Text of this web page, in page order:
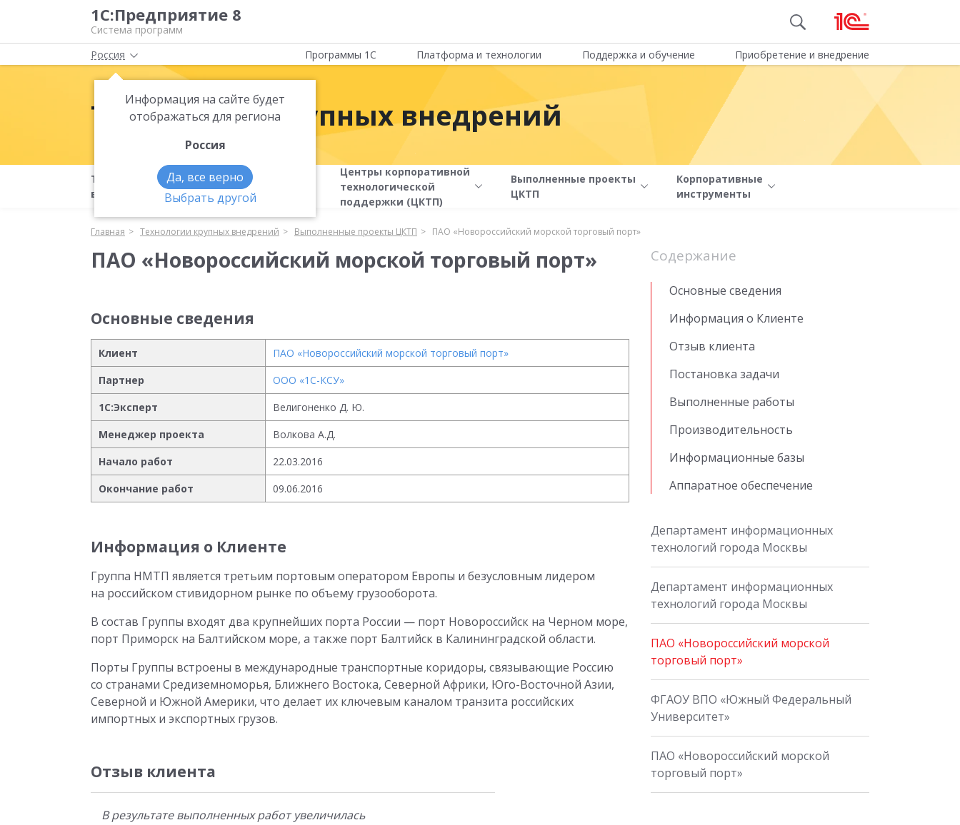
1С:Предприятие 8
Система программ
Россия
Информация на сайте будет
отображаться для региона
Россия
Да, все верно
Выбрать другой
Программы 1С Платформа и технологии Поддержка и обучение Приобретение и внедрение
Технологии крупных внедрений
Технологии крупных
внедрений
Бета-
тестирование
Центры корпоративной
технологической
поддержки (ЦКТП)
Выполненные проекты
ЦКТП
Корпоративные
инструменты
Главная Технологии крупных внедрений Выполненные проекты ЦКТП ПАО «Новороссийский морской торговый порт»
ПАО «Новороссийский морской торговый порт»
Основные сведения
Клиент
ПАО «Новороссийский морской торговый порт»
Партнер
ООО «1С-КСУ»
1С:Эксперт
Велигоненко Д. Ю.
Менеджер проекта
Волкова А.Д.
Начало работ
22.03.2016
Окончание работ
09.06.2016
Информация о Клиенте
Группа НМТП является третьим портовым оператором Европы и безусловным лидером
на российском стивидорном рынке по объему грузооборота.
В состав Группы входят два крупнейших порта России — порт Новороссийск на Черном море,
порт Приморск на Балтийском море, а также порт Балтийск в Калининградской области.
Порты Группы встроены в международные транспортные коридоры, связывающие Россию
со странами Средиземноморья, Ближнего Востока, Северной Африки, Юго-Восточной Азии,
Северной и Южной Америки, что делает их ключевым каналом транзита российских
импортных и экспортных грузов.
Отзыв клиента
В результате выполненных работ увеличилась
Содержание
Основные сведения
Информация о Клиенте
Отзыв клиента
Постановка задачи
Выполненные работы
Производительность
Информационные базы
Аппаратное обеспечение
Департамент информационных
технологий города Москвы
Департамент информационных
технологий города Москвы
ПАО «Новороссийский морской
торговый порт»
ФГАОУ ВПО «Южный Федеральный
Университет»
ПАО «Новороссийский морской
торговый порт»